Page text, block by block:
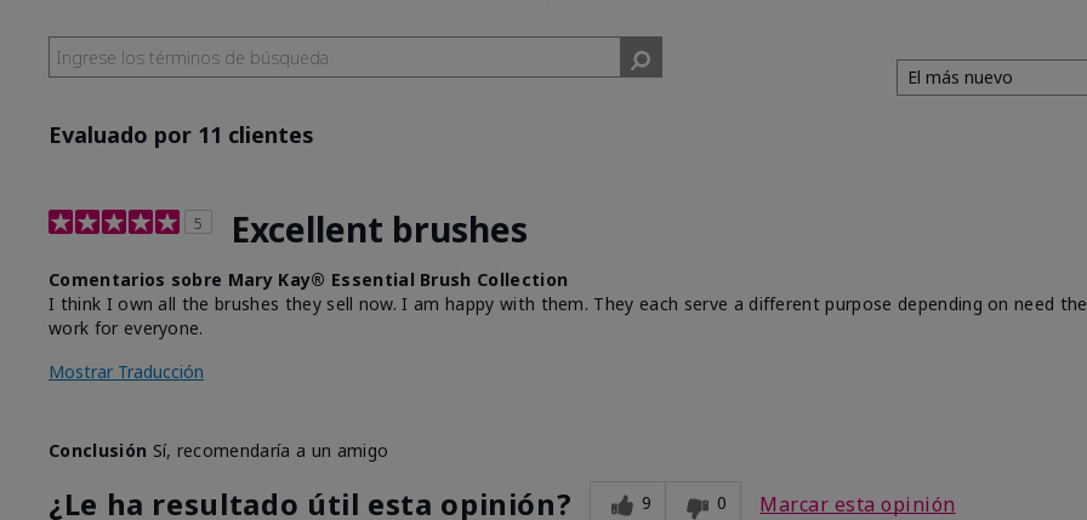
Evaluado por 11 clientes
5 Excellent brushes
Comentarios sobre Mary Kay® Essential Brush Collection
I think I own all the brushes they sell now. I am happy with them. They each serve a different purpose depending on need
work for everyone.
Mostrar Traducción
Conclusión Sí, recomendaría a un amigo
¿Le ha resultado útil esta opinión? 9 0 Marcar esta opinión